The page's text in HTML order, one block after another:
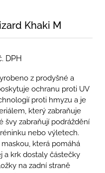
Khaki M
DPH
z prodyšné a
ochranu proti UV
proti hmyzu a je
který zabraňuje
švy zabraňují podráždění
nebo výletech.
která pomáhá
a krk dostaly částečky
na zadní straně